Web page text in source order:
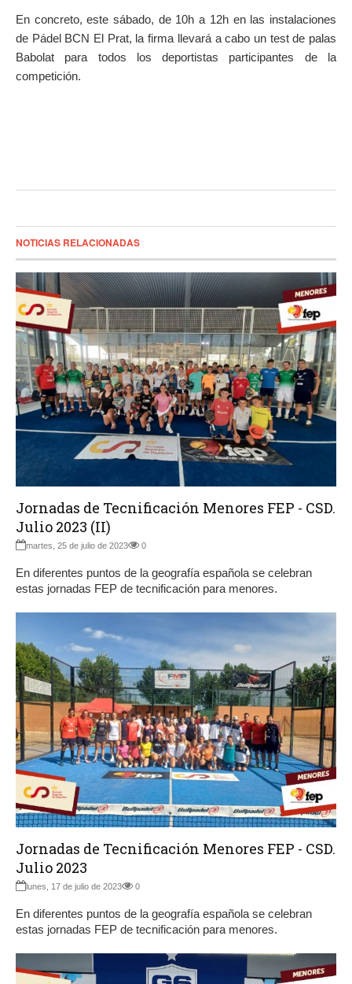
En concreto, este sábado, de 10h a 12h en las instalaciones
de Pádel BCN El Prat, la firma llevará a cabo un test de palas
Babolat para todos los deportistas participantes de la
competición.
NOTICIAS RELACIONADAS
Jornadas de Tecnificación Menores FEP - CSD.
Julio 2023 (II)
martes, 25 de julio de 2023 0
En diferentes puntos de la geografía española se celebran
estas jornadas FEP de tecnificación para menores.
Jornadas de Tecnificación Menores FEP - CSD.
Julio 2023
lunes, 17 de julio de 2023 0
En diferentes puntos de la geografía española se celebran
estas jornadas FEP de tecnificación para menores.